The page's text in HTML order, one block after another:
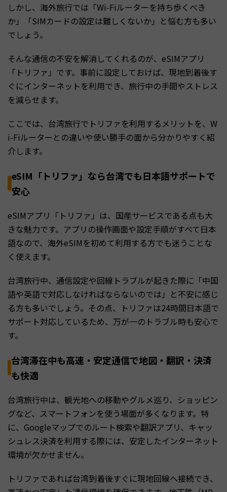
しかし、海外旅行では「Wi-Fiルーターを持ち歩くべき
か」「SIMカードの設定は難しくないか」と悩む方も多い
でしょう。
そんな通信の不安を解消してくれるのが、eSIMアプリ
「トリファ」です。事前に設定しておけば、現地到着後す
ぐにインターネットを利用でき、旅行中の手間やストレス
を減らせます。
ここでは、台湾旅行でトリファを利用するメリットを、W
i-Fiルーターとの違いや使い勝手の面から分かりやすく紹
介します。
eSIM「トリファ」なら台湾でも日本語サポートで
安心
eSIMアプリ「トリファ」は、国産サービスである点も大
きな魅力です。アプリの操作画面や設定手順がすべて日本
語なので、海外eSIMを初めて利用する方でも迷うことな
く使えます。
台湾旅行中、通信設定や回線トラブルが起きた際に「中国
語や英語で対応しなければならないのでは」と不安に感じ
る方も多いでしょう。その点、トリファは24時間日本語で
サポート対応しているため、万が一のトラブル時も安心で
す。
台湾滞在中も高速・安定通信で地図・翻訳・決済
も快適
台湾旅行中は、観光地への移動やグルメ巡り、ショッピン
グなど、スマートフォンを使う場面が多くなります。特
に、Googleマップでのルート検索や翻訳アプリ、キャッ
シュレス決済を利用する際には、安定したインターネット
環境が欠かせません。
トリファであれば台湾到着後すぐに現地回線へ接続でき、